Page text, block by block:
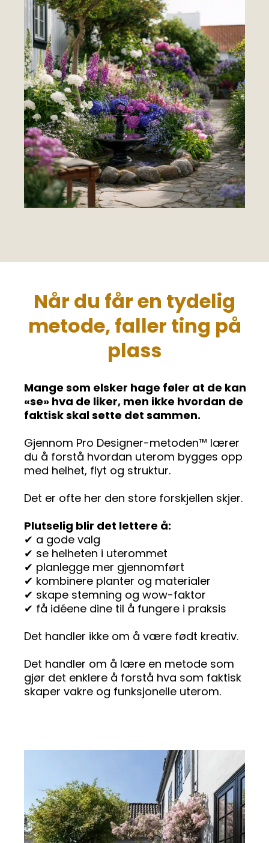
Når du får en tydelig
metode, faller ting på
plass
Mange som elsker hage føler at de kan
«se» hva de liker, men ikke hvordan de
faktisk skal sette det sammen.
Gjennom Pro Designer-metoden™ lærer
du å forstå hvordan uterom bygges opp
med helhet, flyt og struktur.
Det er ofte her den store forskjellen skjer.
Plutselig blir det lettere å:
✔ a gode valg
✔ se helheten i uterommet
✔ planlegge mer gjennomført
✔ kombinere planter og materialer
✔ skape stemning og wow-faktor
✔ få idéene dine til å fungere i praksis
Det handler ikke om å være født kreativ.
Det handler om å lære en metode som
gjør det enklere å forstå hva som faktisk
skaper vakre og funksjonelle uterom.